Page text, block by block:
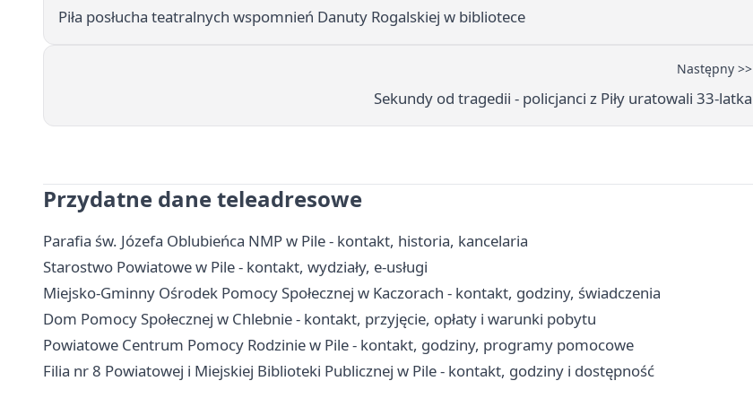
Piła posłucha teatralnych wspomnień Danuty Rogalskiej w bibliotece
Następny >>
Sekundy od tragedii - policjanci z Piły uratowali 33-latka
Przydatne dane teleadresowe
Parafia św. Józefa Oblubieńca NMP w Pile - kontakt, historia, kancelaria
Starostwo Powiatowe w Pile - kontakt, wydziały, e-usługi
Miejsko-Gminny Ośrodek Pomocy Społecznej w Kaczorach - kontakt, godziny, świadczenia
Dom Pomocy Społecznej w Chlebnie - kontakt, przyjęcie, opłaty i warunki pobytu
Powiatowe Centrum Pomocy Rodzinie w Pile - kontakt, godziny, programy pomocowe
Filia nr 8 Powiatowej i Miejskiej Biblioteki Publicznej w Pile - kontakt, godziny i dostępność